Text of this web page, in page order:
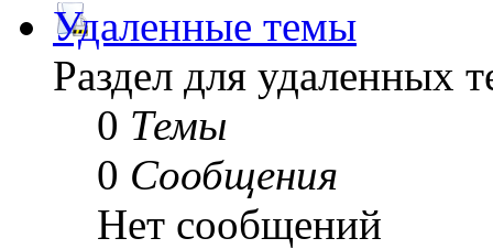
Удаленные темы
Раздел для удаленных
0 Темы
0 Сообщения
Нет сообщений